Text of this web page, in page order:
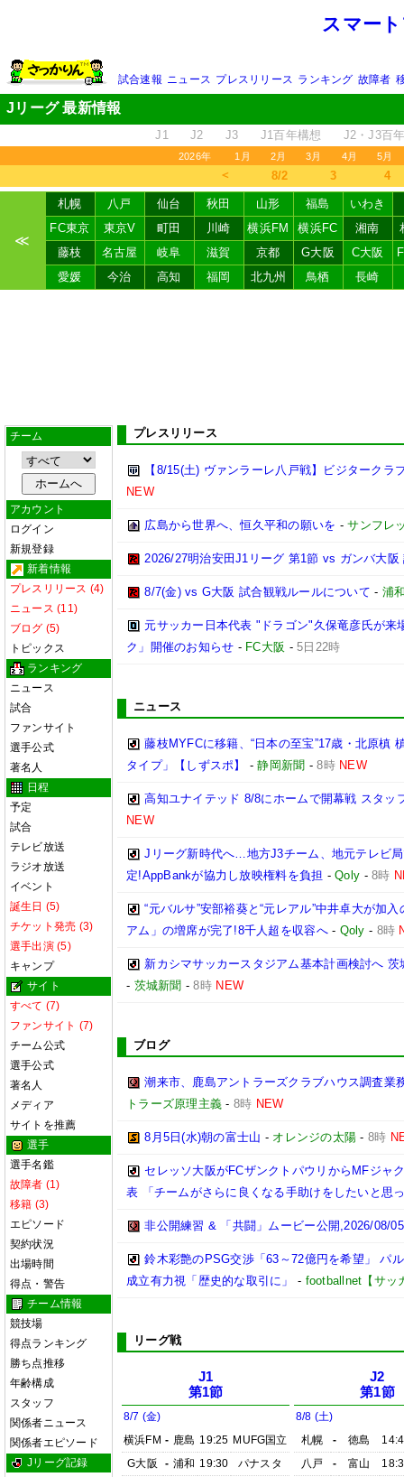
スマー
試合速報 ニュース プレスリリース ランキング 故障者
Jリーグ 最新情報
J1 J2 J3 J1百年構想 J2・J3百
2026年 1月 2月 3月 4月 5月
＜ 8/2 3 4
≪
札幌 八戸 仙台 秋田 山形 福島
いわき
FC東京
東京V 町田 川崎 横浜FM 横浜FC 湘南
藤枝
名古屋 岐阜 滋賀 京都 G大阪 C大阪
愛媛
今治 高知 福岡 北九州 鳥栖 長崎
チーム
アカウント
ログイン
新規登録
新着情報
プレスリリース (4)
ニュース (11)
ブログ (5)
トピックス
ランキング
ニュース
試合
ファンサイト
選手公式
著名人
日程
予定
試合
テレビ放送
ラジオ放送
イベント
誕生日 (5)
チケット発売 (3)
選手出演 (5)
キャンプ
サイト
すべて (7)
ファンサイト (7)
チーム公式
選手公式
著名人
メディア
サイトを推薦
選手
選手名鑑
故障者 (1)
移籍 (3)
エピソード
契約状況
出場時間
得点・警告
チーム情報
競技場
得点ランキング
勝ち点推移
年齢構成
スタッフ
関係者ニュース
関係者エピソード
Jリーグ記録
プレスリリース
【8/15(土) ヴァンラーレ八戸戦】ビジタークラ
NEW
広島から世界へ、恒久平和の願いを -サンフレ
2026/27明治安田J1リーグ 第1節 vs ガンバ大阪
8/7(金) vs G大阪 試合観戦ルールについて - 浦
元サッカー日本代表 "ドラゴン"久保竜彦氏が
ク」開催のお知らせ - FC大阪 -5日22時
ニュース
藤枝MYFCに移籍、“日本の至宝”17歳・北原槙
タイプ」【しずスポ】
-静岡新聞 -8時 NEW
高知ユナイテッド 8/8にホームで開幕戦 スタッ
NEW
Jリーグ新時代へ…地方J3チーム、地元テレビ
定!AppBankが協力し放映権料を負担 -Qoly -8時
“元バルサ”安部裕葵と“元レアル”中井卓大が加
アム」の増席が完了!8千人超を収容へ- Qoly - 8時
新カシマサッカースタジアム基本計画検討へ
- 茨城新聞 -8時 NEW
ブログ
潮来市、鹿島アントラーズクラブハウス調査業
トラーズ原理主義 - 8時 NEW
8月5日(水)朝の富士山 - オレンジの太陽 - 8時
セレッソ大阪がFCザンクトパウリからMFジャ
表 「チームがさらに良くなる手助けをしたいと思
非公開練習 & 「共闘」ムービー公開,2026/08/05
鈴木彩艶のPSG交渉「63～72億円を希望」 パ
成立有力視「歴史的な取引に」
- footballnet【サッ
リーグ戦
J1
第1節
8/7 (金)
横浜FM - 鹿島 19:25 MUFG国立
G大阪
- 浦和 19:30
パナスタ
J2
第1節
8/8 (土)
札幌
- 徳島
八戸
- 富山